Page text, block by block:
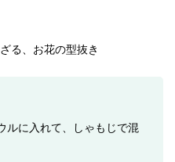
る、お花の型抜き
ルに入れて、しゃもじで混